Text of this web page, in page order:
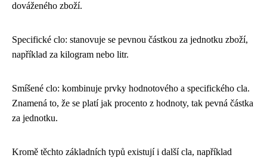
dováženého zboží.
Specifické clo: stanovuje se pevnou částkou za jednotku zboží,
například za kilogram nebo litr.
Smíšené clo: kombinuje prvky hodnotového a specifického cla.
Znamená to, že se platí jak procento z hodnoty, tak pevná částka
za jednotku.
Kromě těchto základních typů existují i další cla, například